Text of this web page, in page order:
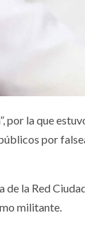
por la que
por
la Red
militante.
de
de